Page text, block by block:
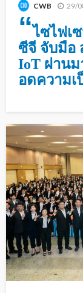
CWB 29/
“ไซไฟเ
ซีจี จับมือ
IoT ผ่านม
อดความเ